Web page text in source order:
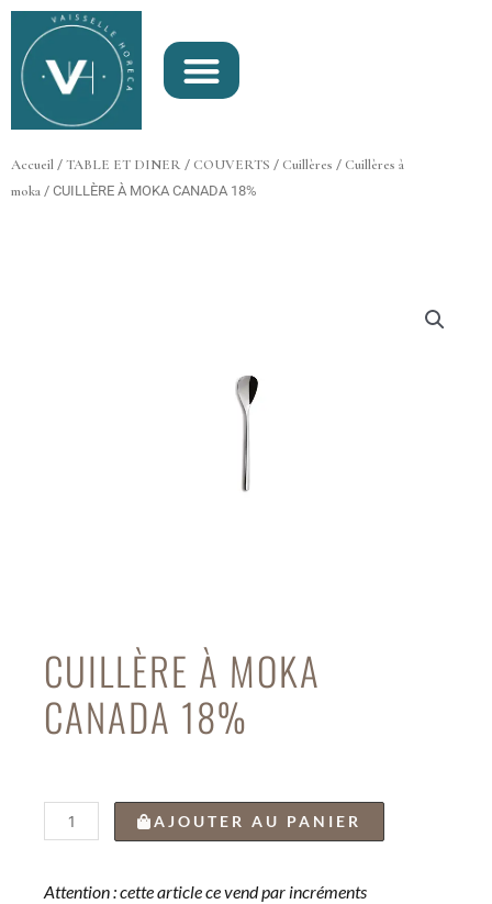
Aller
contenu
Accueil / TABLE ET DINER / COUVERTS / Cuillères / Cuillères à
moka / CUILLÈRE À MOKA CANADA 18%
CUILLÈRE À MOKA
CANADA 18%
quantité
de
À
AJOUTER AU PANIER
Attention : cette article ce vend par incréments